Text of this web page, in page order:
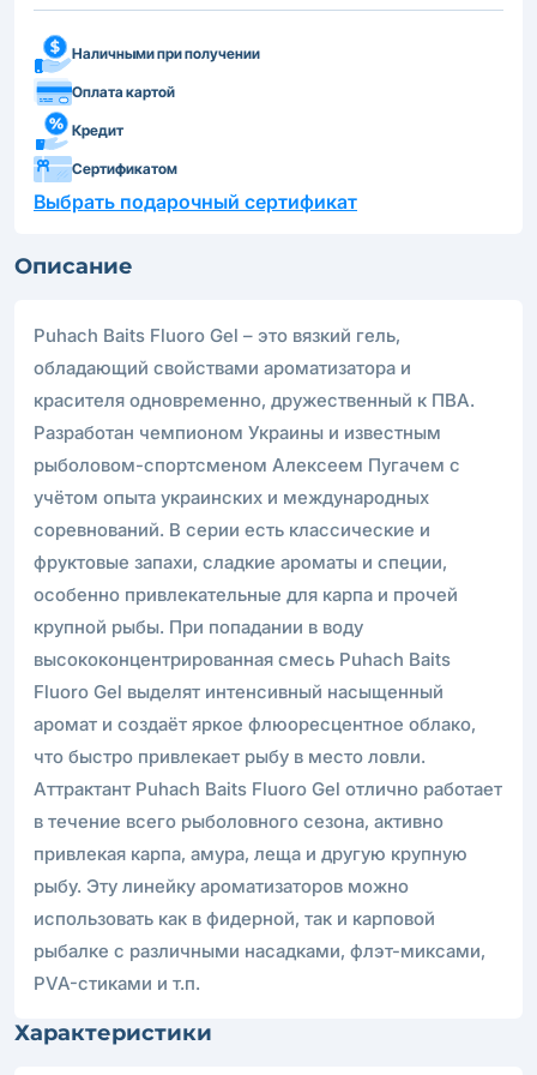
Наличными при получении
Оплата картой
Кредит
Сертификатом
Выбрать подарочный сертификат
Описание
Puhach Baits Fluoro Gel – это вязкий гель,
обладающий свойствами ароматизатора и
красителя одновременно, дружественный к ПВА.
Разработан чемпионом Украины и известным
рыболовом-спортсменом Алексеем Пугачем с
учётом опыта украинских и международных
соревнований. В серии есть классические и
фруктовые запахи, сладкие ароматы и специи,
особенно привлекательные для карпа и прочей
крупной рыбы. При попадании в воду
высококонцентрированная смесь Puhach Baits
Fluoro Gel выделят интенсивный насыщенный
аромат и создаёт яркое флюоресцентное облако,
что быстро привлекает рыбу в место ловли.
Аттрактант Puhach Baits Fluoro Gel отлично работает
в течение всего рыболовного сезона, активно
привлекая карпа, амура, леща и другую крупную
рыбу. Эту линейку ароматизаторов можно
использовать как в фидерной, так и карповой
рыбалке с различными насадками, флэт-миксами,
PVA-стиками и т.п.
Характеристики